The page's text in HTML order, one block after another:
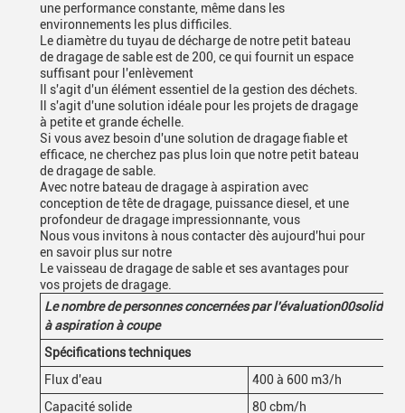
une performance constante, même dans les
environnements les plus difficiles.
Le diamètre du tuyau de décharge de notre petit bateau
de dragage de sable est de 200, ce qui fournit un espace
suffisant pour l'enlèvement
Il s'agit d'un élément essentiel de la gestion des déchets.
Il s'agit d'une solution idéale pour les projets de dragage
à petite et grande échelle.
Si vous avez besoin d'une solution de dragage fiable et
efficace, ne cherchez pas plus loin que notre petit bateau
de dragage de sable.
Avec notre bateau de dragage à aspiration avec
conception de tête de dragage, puissance diesel, et une
profondeur de dragage impressionnante, vous
Nous vous invitons à nous contacter dès aujourd'hui pour
en savoir plus sur notre
Le vaisseau de dragage de sable et ses avantages pour
vos projets de dragage.
Le nombre de personnes concernées par l'évaluation00solide
à aspiration à coupe
Spécifications techniques
Flux d'eau
400 à 600 m3/h
Capacité solide
80 cbm/h